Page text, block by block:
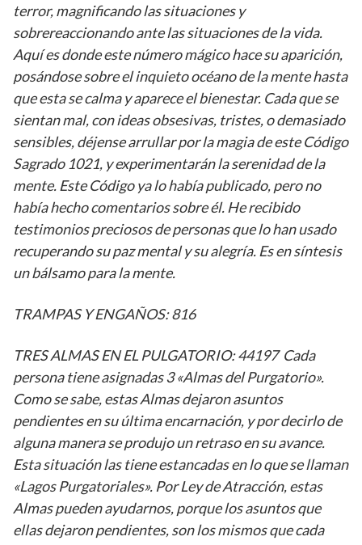
terror, magnificando las situaciones y
sobrereaccionando ante las situaciones de la vida.
Aquí es donde este número mágico hace su aparición,
posándose sobre el inquieto océano de la mente hasta
que esta se calma y aparece el bienestar. Cada que se
sientan mal, con ideas obsesivas, tristes, o demasiado
sensibles, déjense arrullar por la magia de este Código
Sagrado 1021, y experimentarán la serenidad de la
mente. Este Código ya lo había publicado, pero no
había hecho comentarios sobre él. He recibido
testimonios preciosos de personas que lo han usado
recuperando su paz mental y su alegría. Es en síntesis
un bálsamo para la mente.
TRAMPAS Y ENGAÑOS: 816
TRES ALMAS EN EL PULGATORIO: 44197 Cada
persona tiene asignadas 3 «Almas del Purgatorio».
Como se sabe, estas Almas dejaron asuntos
pendientes en su última encarnación, y por decirlo de
alguna manera se produjo un retraso en su avance.
Esta situación las tiene estancadas en lo que se llaman
«Lagos Purgatoriales». Por Ley de Atracción, estas
Almas pueden ayudarnos, porque los asuntos que
ellas dejaron pendientes, son los mismos que cada